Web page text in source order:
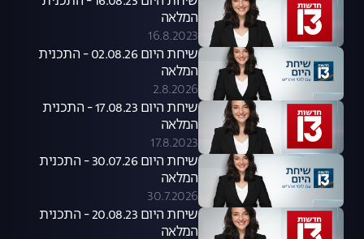
המלאה
16.8.2023
שיחת היום 02.08.26 - התכנית
המלאה
2.8.2026
שיחת היום 17.08.23 - התכנית
המלאה
17.8.2023
שיחת היום 30.07.26 - התכנית
המלאה
30.7.2026
שיחת היום 20.08.23 - התכנית
המלאה